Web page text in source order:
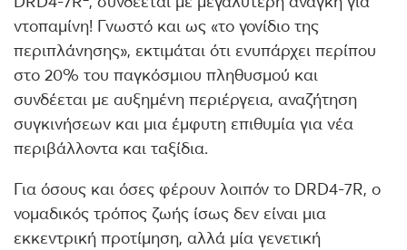
ντοπαμίνη! Γνωστό και ως «το γονίδιο της
περιπλάνησης», εκτιμάται ότι ενυπάρχει περίπου
στο 20% του παγκόσμιου πληθυσμού και
συνδέεται με αυξημένη περιέργεια, αναζήτηση
συγκινήσεων και μια έμφυτη επιθυμία για νέα
περιβάλλοντα και ταξίδια.
Για όσους και όσες φέρουν λοιπόν το DRD4-7R, ο
νομαδικός τρόπος ζωής ίσως δεν είναι μια
εκκεντρική προτίμηση, αλλά μία γενετική